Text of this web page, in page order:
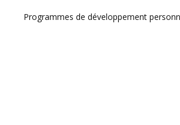
Programmes de développement